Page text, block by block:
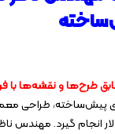
پیش‌ساخته، طراحی
انجام گیرد. مهندس